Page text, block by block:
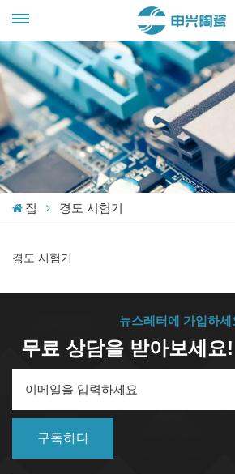
집 경도 시험기
경도 시험기
뉴스레터에 가입하세
무료 상담을 받아보세요
구독하다